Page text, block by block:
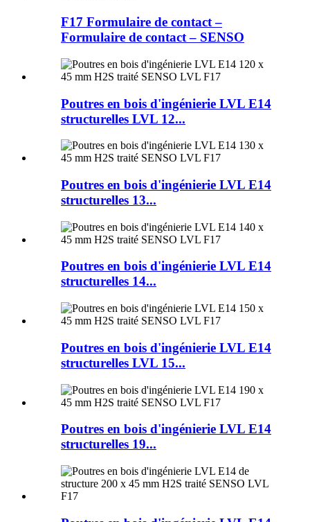
F17 Formulaire de contact –
Formulaire de contact – SENSO
Poutres en bois d'ingénierie LVL E14
structurelles LVL 12...
Poutres en bois d'ingénierie LVL E14
structurelles 13...
Poutres en bois d'ingénierie LVL E14
structurelles 14...
Poutres en bois d'ingénierie LVL E14
structurelles LVL 15...
Poutres en bois d'ingénierie LVL E14
structurelles 19...